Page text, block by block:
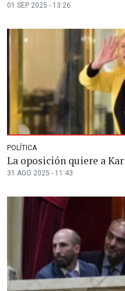
01 SEP 2025 - 13:26
POLÍTICA
La oposición quiere a
31 AGO 2025 - 11:43